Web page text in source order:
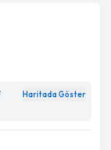
Haritada Göster